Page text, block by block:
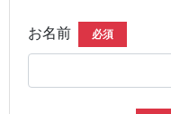
お名前 必須